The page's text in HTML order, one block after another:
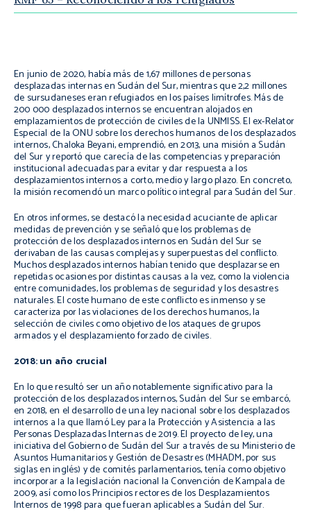
En junio de 2020, había más de 1,67 millones de personas
desplazadas internas en Sudán del Sur, mientras que 2,2 millones
de sursudaneses eran refugiados en los países limítrofes. Más de
200 000 desplazados internos se encuentran alojados en
emplazamientos de protección de civiles de la UNMISS. El ex-Relator
Especial de la ONU sobre los derechos humanos de los desplazados
internos, Chaloka Beyani, emprendió, en 2013, una misión a Sudán
del Sur y reportó que carecía de las competencias y preparación
institucional adecuadas para evitar y dar respuesta a los
desplazamientos internos a corto, medio y largo plazo. En concreto,
la misión recomendó un marco político integral para Sudán del Sur.
En otros informes, se destacó la necesidad acuciante de aplicar
medidas de prevención y se señaló que los problemas de
protección de los desplazados internos en Sudán del Sur se
derivaban de las causas complejas y superpuestas del conflicto.
Muchos desplazados internos habían tenido que desplazarse en
repetidas ocasiones por distintas causas a la vez, como la violencia
entre comunidades, los problemas de seguridad y los desastres
naturales. El coste humano de este conflicto es inmenso y se
caracteriza por las violaciones de los derechos humanos, la
selección de civiles como objetivo de los ataques de grupos
armados y el desplazamiento forzado de civiles.
2018: un año crucial
En lo que resultó ser un año notablemente significativo para la
protección de los desplazados internos, Sudán del Sur se embarcó,
en 2018, en el desarrollo de una ley nacional sobre los desplazados
internos a la que llamó Ley para la Protección y Asistencia a las
Personas Desplazadas Internas de 2019. El proyecto de ley, una
iniciativa del Gobierno de Sudán del Sur a través de su Ministerio de
Asuntos Humanitarios y Gestión de Desastres (MHADM, por sus
siglas en inglés) y de comités parlamentarios, tenía como objetivo
incorporar a la legislación nacional la Convención de Kampala de
2009, así como los Principios rectores de los Desplazamientos
Internos de 1998 para que fueran aplicables a Sudán del Sur.